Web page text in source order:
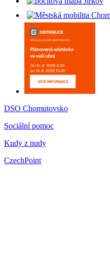
DSO Chomutovsko
Sociální pomoc
Kudy z nudy
CzechPoint